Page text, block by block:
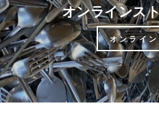
オンラインス
オンライ